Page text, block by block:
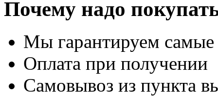
Почему надо
Мы гарантируем
Оплата при получении
Самовывоз из пункта